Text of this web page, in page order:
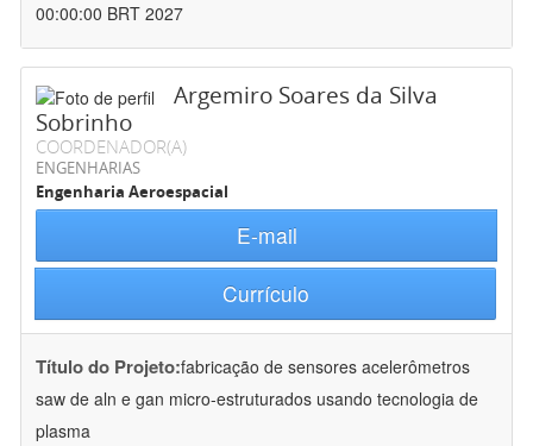
00:00:00 BRT 2027
Argemiro Soares da Silva
Sobrinho
COORDENADOR(A)
ENGENHARIAS
Engenharia Aeroespacial
E-mail
Currículo
Título do Projeto:fabricação de sensores acelerômetros
saw de aln e gan micro-estruturados usando tecnologia de
plasma